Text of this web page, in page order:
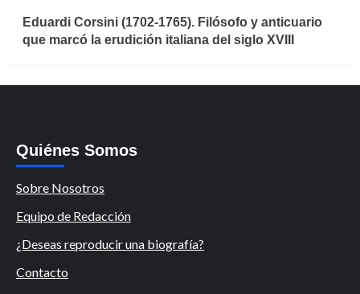
Eduardi Corsini (1702-1765). Filósofo y anticuario
que marcó la erudición italiana del siglo XVIII
Quiénes Somos
Sobre Nosotros
Equipo de Redacción
¿Deseas reproducir una biografía?
Contacto